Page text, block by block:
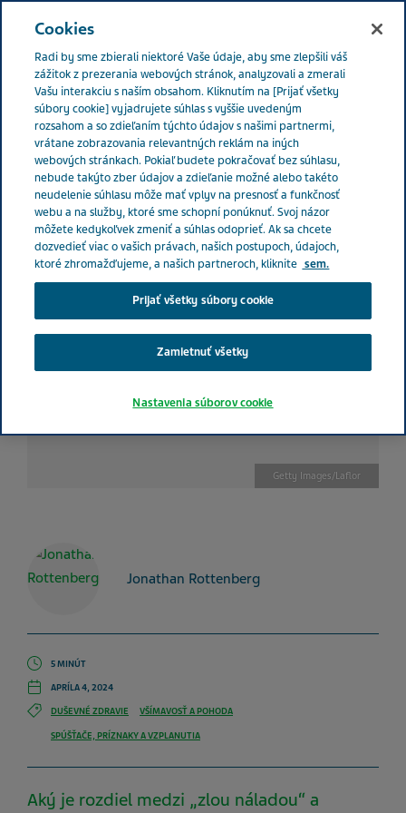
Slovakia Kapitoly o zdraví
Príbehy pacientov a opatrovateľov
7 spôsobov, ako rozlíšiť depresiu od smútku
7 spôsobov, ako rozlíšiť
depresiu od smútku
Getty Images/Laflor
Jonathan Rottenberg
5 MINÚT
APRÍLA 4, 2024
DUŠEVNÉ ZDRAVIE VŠÍMAVOSŤ A POHODA
SPÚŠŤAČE, PRÍZNAKY A VZPLANUTIA
Aký je rozdiel medzi „zlou náladou“ a
Cookies
Radi by sme zbierali niektoré Vaše údaje, aby sme zlepšili váš
zážitok z prezerania webových stránok, analyzovali a zmerali
Vašu interakciu s naším obsahom. Kliknutím na [Prijať všetky
súbory cookie] vyjadrujete súhlas s vyššie uvedeným
rozsahom a so zdieľaním týchto údajov s našimi partnermi,
vrátane zobrazovania relevantných reklám na iných
webových stránkach. Pokiaľ budete pokračovať bez súhlasu,
nebude takýto zber údajov a zdieľanie možné alebo takéto
neudelenie súhlasu môže mať vplyv na presnosť a funkčnosť
webu a na služby, ktoré sme schopní ponúknuť. Svoj názor
môžete kedykoľvek zmeniť a súhlas odoprieť. Ak sa chcete
dozvedieť viac o vašich právach, našich postupoch, údajoch,
ktoré zhromažďujeme, a našich partneroch, kliknite sem.
Prijať všetky súbory cookie
Zamietnuť všetky
Nastavenia súborov cookie